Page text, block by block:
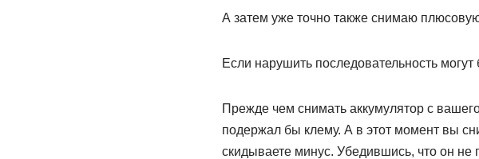
А затем уже точно также снимаю
Если нарушить последовательность
Прежде чем снимать аккумулятор с
подержал бы клему. А в этот момент вы
скидываете минус. Убедившись, что он не